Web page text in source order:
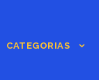
CATEGORIAS